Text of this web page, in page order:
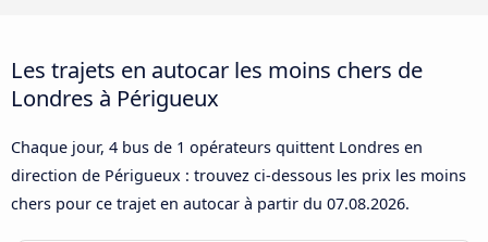
Les trajets en autocar les moins chers de
Londres à Périgueux
Chaque jour, 4 bus de 1 opérateurs quittent Londres en
direction de Périgueux : trouvez ci-dessous les prix les moins
chers pour ce trajet en autocar à partir du 07.08.2026.